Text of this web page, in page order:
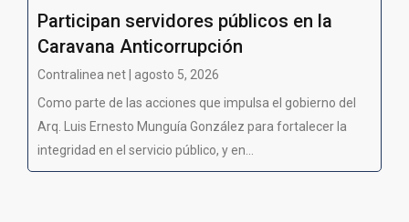
Participan servidores públicos en la
Caravana Anticorrupción
Contralinea net | agosto 5, 2026
Como parte de las acciones que impulsa el gobierno del
Arq. Luis Ernesto Munguía González para fortalecer la
integridad en el servicio público, y en...